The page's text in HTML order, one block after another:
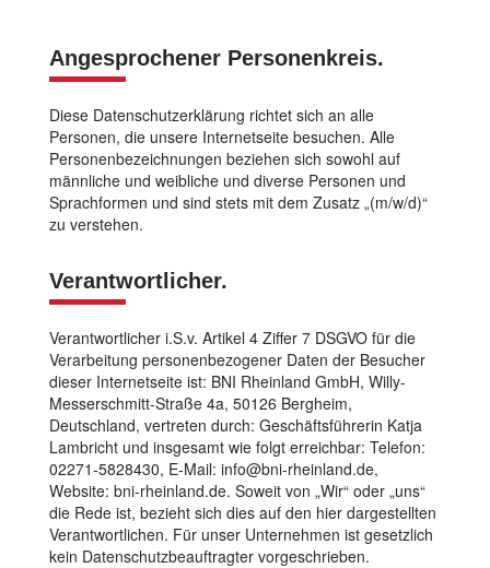
Angesprochener Personenkreis.
Diese Datenschutzerklärung richtet sich an alle
Personen, die unsere Internetseite besuchen. Alle
Personenbezeichnungen beziehen sich sowohl auf
männliche und weibliche und diverse Personen und
Sprachformen und sind stets mit dem Zusatz „(m/w/d)“
zu verstehen.
Verantwortlicher.
Verantwortlicher i.S.v. Artikel 4 Ziffer 7 DSGVO für die
Verarbeitung personenbezogener Daten der Besucher
dieser Internetseite ist: BNI Rheinland GmbH, Willy-
Messerschmitt-Straße 4a, 50126 Bergheim,
Deutschland, vertreten durch: Geschäftsführerin Katja
Lambricht und insgesamt wie folgt erreichbar: Telefon:
02271-5828430, E-Mail: info@bni-rheinland.de,
Website: bni-rheinland.de. Soweit von „Wir“ oder „uns“
die Rede ist, bezieht sich dies auf den hier dargestellten
Verantwortlichen. Für unser Unternehmen ist gesetzlich
kein Datenschutzbeauftragter vorgeschrieben.